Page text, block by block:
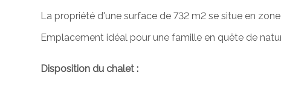
La propriété d'une surface de 732 m2 se situe en
Emplacement idéal pour une famille en quête de
Disposition du chalet :